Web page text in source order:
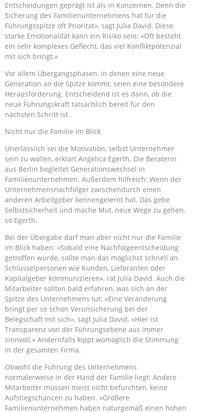
Entscheidungen geprägt ist als in Konzernen. Denn die
Sicherung des Familienunternehmens hat für die
Führungsspitze oft Priorität», sagt Julia David. Diese
starke Emotionalität kann ein Risiko sein: «Oft besteht
ein sehr komplexes Geflecht, das viel Konfliktpotenzial
mit sich bringt.»
Vor allem Übergangsphasen, in denen eine neue
Generation an die Spitze kommt, seien eine besondere
Herausforderung. Entscheidend ist es dann, ob die
neue Führungskraft tatsächlich bereit für den
nächsten Schritt ist.
Nicht nur die Familie im Blick
Unerlässlich sei die Motivation, selbst Unternehmer
sein zu wollen, erklärt Angelica Egerth. Die Beraterin
aus Berlin begleitet Generationswechsel in
Familienunternehmen. Außerdem hilfreich: Wenn der
Unternehmensnachfolger zwischendurch einen
anderen Arbeitgeber kennengelernt hat. Das gebe
Selbstsicherheit und mache Mut, neue Wege zu gehen,
so Egerth.
Bei der Übergabe darf man aber nicht nur die Familie
im Blick haben: «Sobald eine Nachfolgeentscheidung
getroffen wurde, sollte man das möglichst schnell an
Schlüsselpersonen wie Kunden, Lieferanten oder
Kapitalgeber kommunizieren», rät Julia David. Auch die
Mitarbeiter sollten bald erfahren, was sich an der
Spitze des Unternehmens tut: «Eine Veränderung
bringt per se schon Verunsicherung bei der
Belegschaft mit sich», sagt Julia David. «Hier ist
Transparenz von der Führungsebene aus immer
sinnvoll.» Andernfalls kippt womöglich die Stimmung
in der gesamten Firma.
Obwohl die Führung des Unternehmens
normalerweise in der Hand der Familie liegt: Andere
Mitarbeiter müssen meist nicht befürchten, keine
Aufstiegschancen zu haben. «Größere
Familienunternehmen haben naturgemäß einen hohen